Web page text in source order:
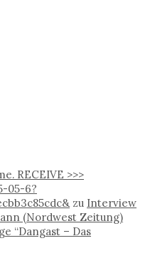
RECEIVE >>>
05-6?
zu Interview
(Nordwest Zeitung)
“Dangast – Das